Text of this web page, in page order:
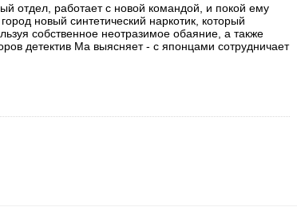
отдел, работает с новой командой, и покой ему
новый синтетический наркотик, который
собственное неотразимое обаяние, а также
детектив Ма выясняет - с японцами сотрудничает